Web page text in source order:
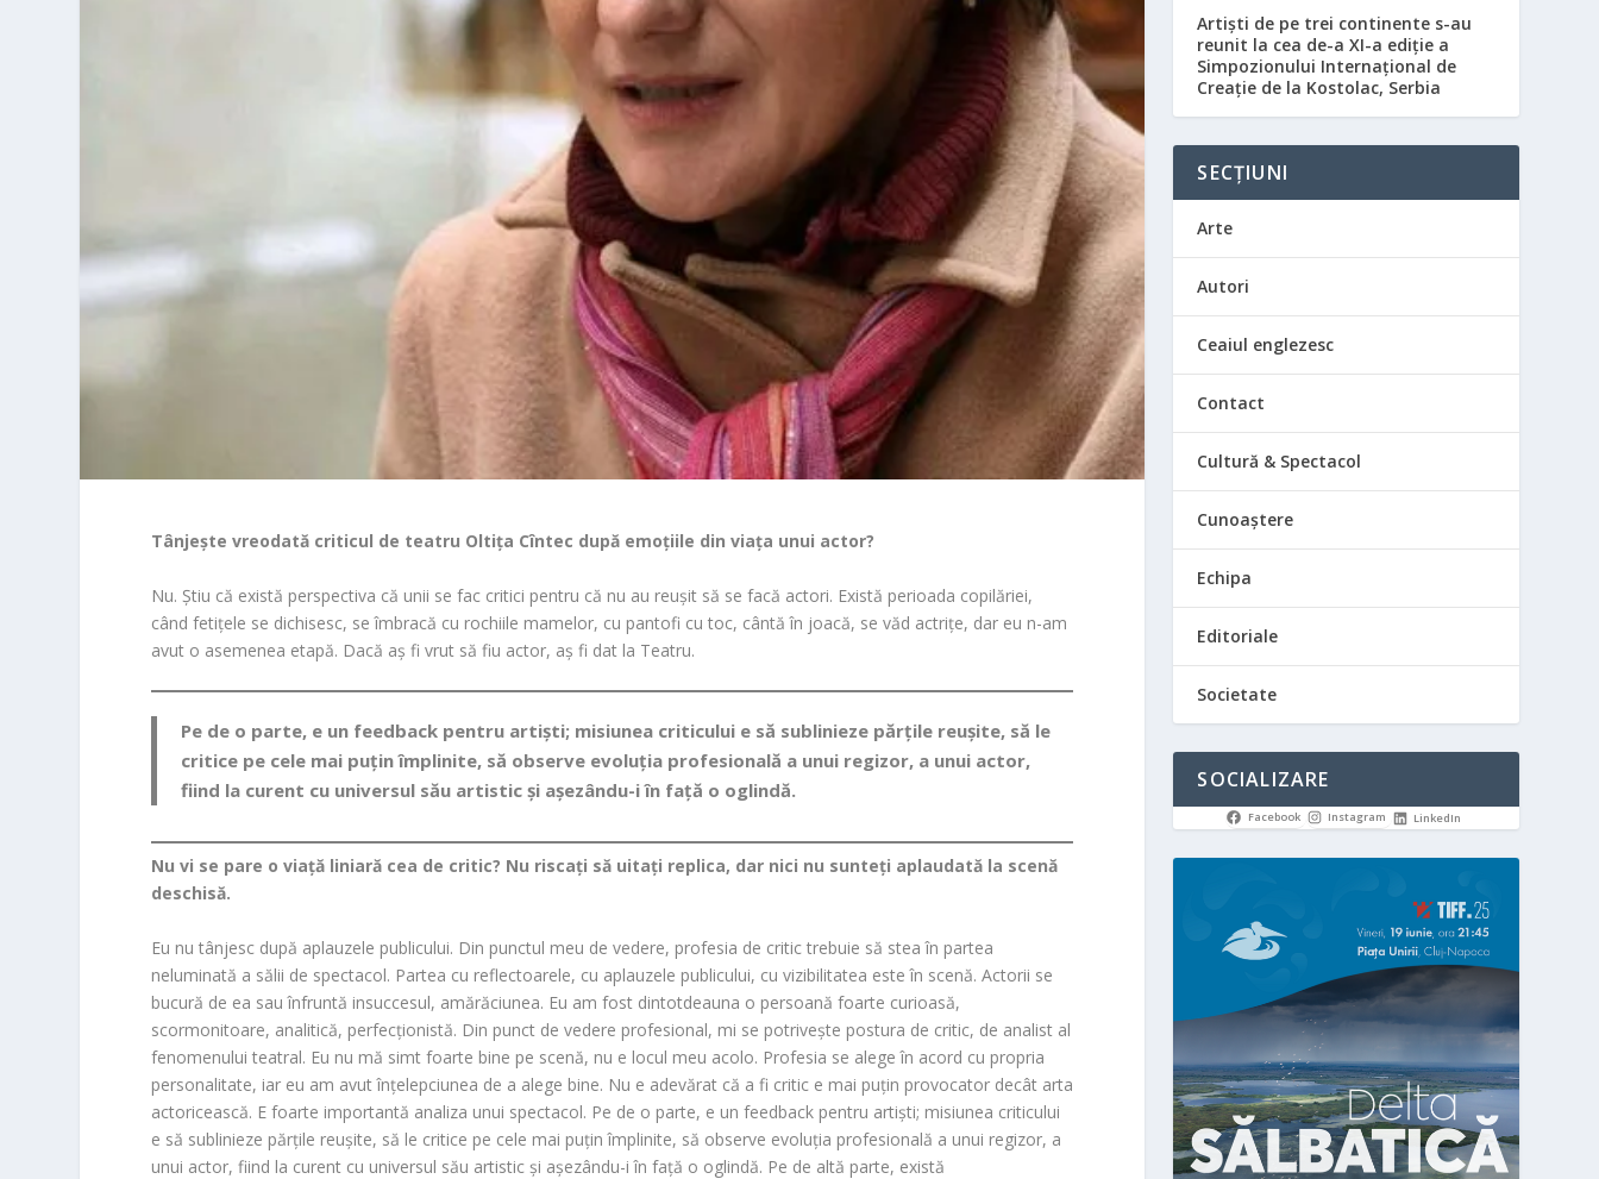
Tânjește vreodată criticul de teatru Oltița Cîntec după emoțiile din viața unui actor?
Nu. Știu că există perspectiva că unii se fac critici pentru că nu au reușit să se facă actori. Există perioada copilăriei,
când fetițele se dichisesc, se îmbracă cu rochiile mamelor, cu pantofi cu toc, cântă în joacă, se văd actrițe, dar eu n-am
avut o asemenea etapă. Dacă aș fi vrut să fiu actor, aș fi dat la Teatru.
Pe de o parte, e un feedback pentru artiști; misiunea criticului e să sublinieze părțile reușite, să le
critice pe cele mai puțin împlinite, să observe evoluția profesională a unui regizor, a unui actor,
fiind la curent cu universul său artistic și așezându-i în față o oglindă.
Nu vi se pare o viață liniară cea de critic? Nu riscați să uitați replica, dar nici nu sunteți aplaudată la scenă
deschisă.
Eu nu tânjesc după aplauzele publicului. Din punctul meu de vedere, profesia de critic trebuie să stea în partea
neluminată a sălii de spectacol. Partea cu reflectoarele, cu aplauzele publicului, cu vizibilitatea este în scenă. Actorii se
bucură de ea sau înfruntă insuccesul, amărăciunea. Eu am fost dintotdeauna o persoană foarte curioasă,
scormonitoare, analitică, perfecționistă. Din punct de vedere profesional, mi se potrivește postura de critic, de analist al
fenomenului teatral. Eu nu mă simt foarte bine pe scenă, nu e locul meu acolo. Profesia se alege în acord cu propria
personalitate, iar eu am avut înțelepciunea de a alege bine. Nu e adevărat că a fi critic e mai puțin provocator decât arta
actoricească. E foarte importantă analiza unui spectacol. Pe de o parte, e un feedback pentru artiști; misiunea criticului
e să sublinieze părțile reușite, să le critice pe cele mai puțin împlinite, să observe evoluția profesională a unui regizor, a
unui actor, fiind la curent cu universul său artistic și așezându-i în față o oglindă. Pe de altă parte, există
Artiști de pe trei continente s-au
reunit la cea de-a XI-a ediție a
Simpozionului Internațional de
Creație de la Kostolac, Serbia
SECȚIUNI
Arte
Autori
Ceaiul englezesc
Contact
Cultură & Spectacol
Cunoaștere
Echipa
Editoriale
Societate
SOCIALIZARE
Facebook Instagram LinkedIn